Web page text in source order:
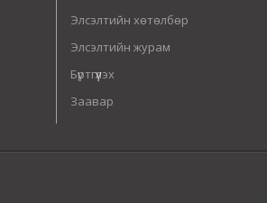
Элсэлтийн хөтөлбөр
Элсэлтийн журам
Бүртгүүлэх
Заавар